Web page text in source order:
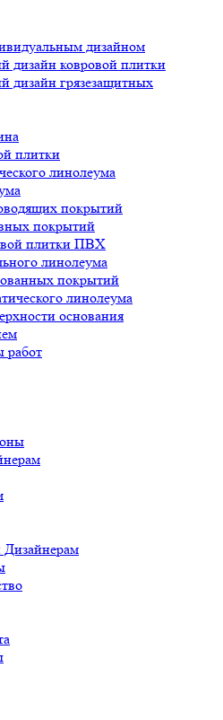
дизайном
дизайн ковровой плитки
дизайн грязезащитных
плитки
линолеума
покрытий
покрытий
плитки ПВХ
линолеума
покрытий
линолеума
основания
работ
Дизайнерам